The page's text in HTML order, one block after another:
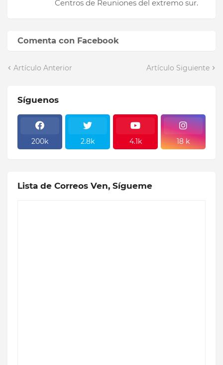
Centros de Reuniones del extremo sur.
Comenta con Facebook
Artículo Anterior Artículo Siguiente
Síguenos
200k 2.8k 4.1k 18 k
Lista de Correos Ven, Sígueme